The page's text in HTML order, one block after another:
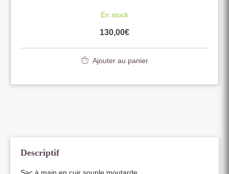
En stock
130,00€
Ajouter au panier
Descriptif